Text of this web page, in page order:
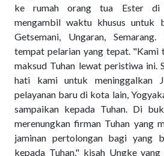
ke rumah orang tua Ester di
mengambil waktu khusus
Getsemani, Ungaran,
tempat pelarian yang tepat. "Kami
maksud Tuhan lewat peristiwa ini.
hati kami untuk meninggalkan
pelayanan baru di kota lain,
sampaikan kepada Tuhan. Di
merenungkan firman Tuhan yang
jaminan pertolongan bagi yang
kepada Tuhan," kisah Ungke